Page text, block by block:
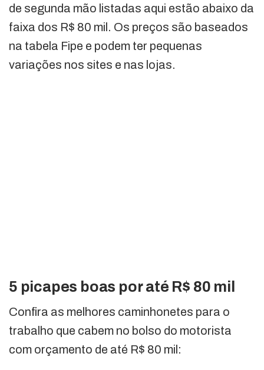
de segunda mão listadas aqui estão abaixo da
faixa dos R$ 80 mil. Os preços são baseados
na tabela Fipe e podem ter pequenas
variações nos sites e nas lojas.
5 picapes boas por até R$ 80 mil
Confira as melhores caminhonetes para o
trabalho que cabem no bolso do motorista
com orçamento de até R$ 80 mil: